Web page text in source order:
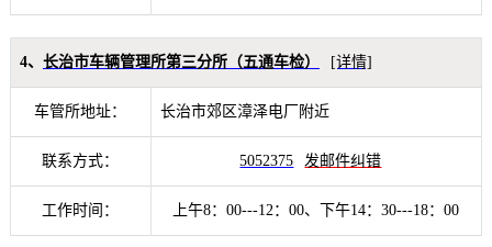
4、 长治市车辆管理所第三分所（五通车检） [详情]
车管所地址： 长治市郊区漳泽电厂附近
联系方式： 5052375 发邮件纠错
工作时间： 上午8：00---12：00、下午14：30---18：00